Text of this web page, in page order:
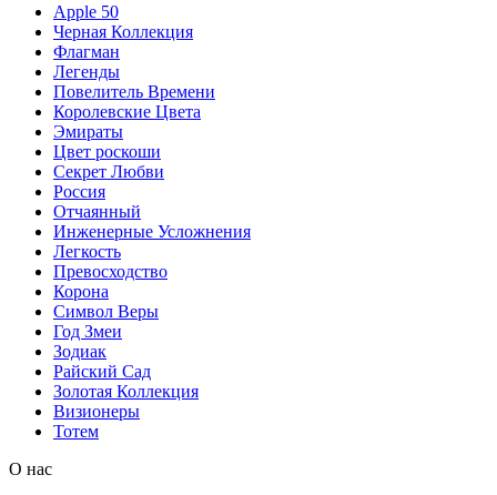
Apple 50
Черная Коллекция
Флагман
Легенды
Повелитель Времени
Королевские Цвета
Эмираты
Цвет роскоши
Секрет Любви
Россия
Отчаянный
Инженерные Усложнения
Легкость
Превосходство
Корона
Символ Веры
Год Змеи
Зодиак
Райский Сад
Золотая Коллекция
Визионеры
Тотем
О нас